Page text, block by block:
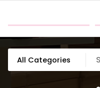
content